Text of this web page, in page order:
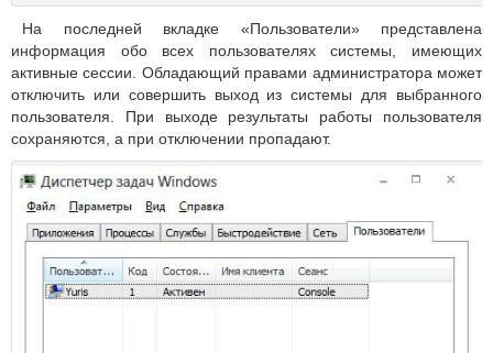
На последней вкладке «Пользователи» представлена
информация обо всех пользователях системы, имеющих
активные сессии. Обладающий правами администратора может
отключить или совершить выход из системы для выбранного
пользователя. При выходе результаты работы пользователя
сохраняются, а при отключении пропадают.